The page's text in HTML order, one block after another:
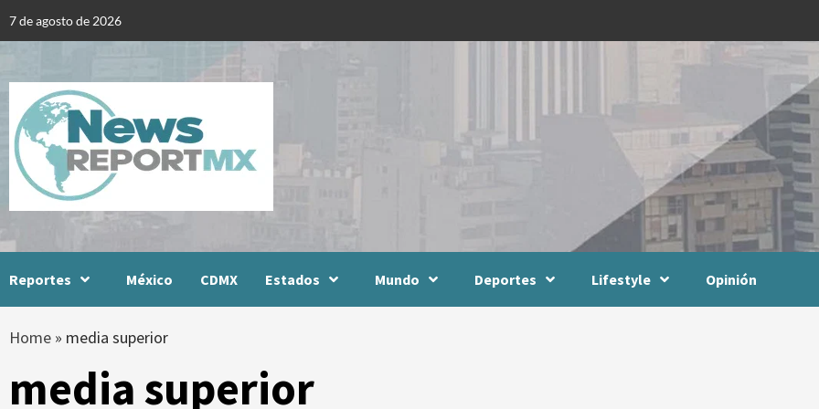
7 de agosto de 2026
Reportes México CDMX Estados Mundo Deportes Lifestyle Opinión
Home » media superior
media superior